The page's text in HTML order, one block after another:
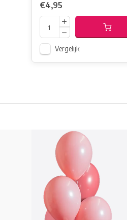
€4,95
Vergelijk